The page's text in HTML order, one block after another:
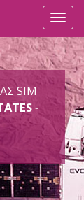
SIM
-